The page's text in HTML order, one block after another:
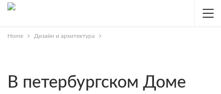
Home Дизайн и архитектура
В петербургском Доме